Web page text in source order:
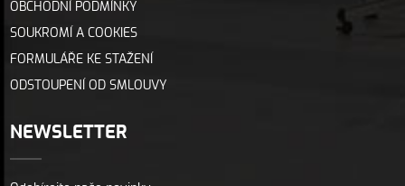
OBCHODNÍ PODMÍNKY
SOUKROMÍ A COOKIES
FORMULÁŘE KE STAŽENÍ
ODSTOUPENÍ OD SMLOUVY
NEWSLETTER